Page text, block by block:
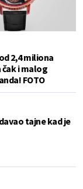
2,4 miliona
i malog
FOTO
tajne kad je